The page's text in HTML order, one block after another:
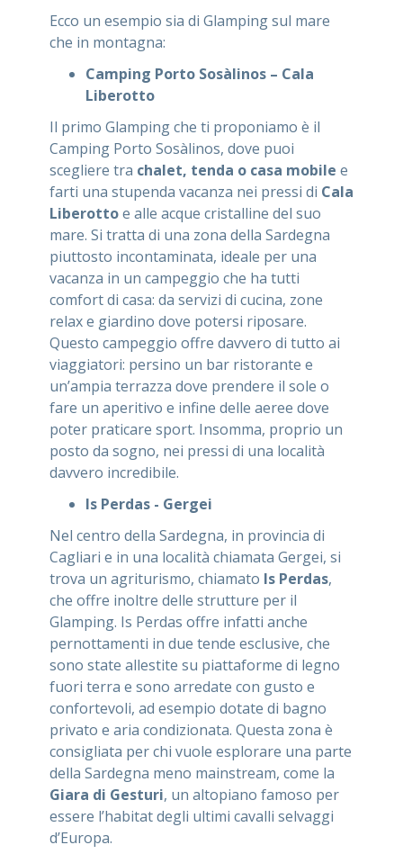
Ecco un esempio sia di Glamping sul mare
che in montagna:
Camping Porto Sosàlinos – Cala
Liberotto
Il primo Glamping che ti proponiamo è il
Camping Porto Sosàlinos, dove puoi
scegliere tra chalet, tenda o casa mobile e
farti una stupenda vacanza nei pressi di Cala
Liberottoe alle acque cristalline del suo
mare. Si tratta di una zona della Sardegna
piuttosto incontaminata, ideale per una
vacanza in un campeggio che ha tutti
comfort di casa: da servizi di cucina, zone
relax e giardino dove potersi riposare.
Questo campeggio offre davvero di tutto ai
viaggiatori: persino un bar ristorante e
un’ampia terrazza dove prendere il sole o
fare un aperitivo e infine delle aeree dove
poter praticare sport. Insomma, proprio un
posto da sogno, nei pressi di una località
davvero incredibile.
Is Perdas - Gergei
Nel centro della Sardegna, in provincia di
Cagliari e in una località chiamata Gergei, si
trova un agriturismo, chiamato Is Perdas,
che offre inoltre delle strutture per il
Glamping. Is Perdas offre infatti anche
pernottamenti in due tende esclusive, che
sono state allestite su piattaforme di legno
fuori terra e sono arredate con gusto e
confortevoli, ad esempio dotate di bagno
privato e aria condizionata. Questa zona è
consigliata per chi vuole esplorare una parte
della Sardegna meno mainstream, come la
Giara di Gesturi, un altopiano famoso per
essere l’habitat degli ultimi cavalli selvaggi
d’Europa.